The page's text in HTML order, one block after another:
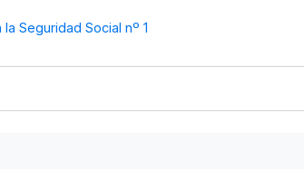
Seguridad Social nº 1